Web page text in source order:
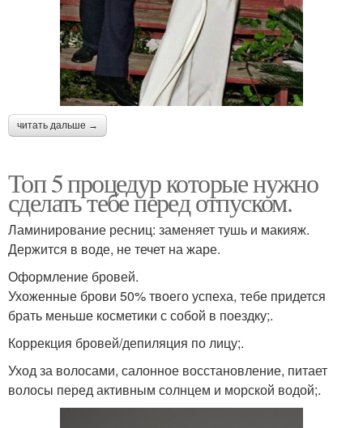
читать дальше →
Топ 5 процедур которые нужно
сделать тебе перед отпуском.
Ламинирование ресниц: заменяет тушь и макияж.
Держится в воде, не течет на жаре.
Оформление бровей.
Ухоженные брови 50% твоего успеха, тебе придется
брать меньше косметики с собой в поездку;.
Коррекция бровей/депиляция по лицу;.
Уход за волосами, салонное восстановление, питает
волосы перед активным солнцем и морской водой;.